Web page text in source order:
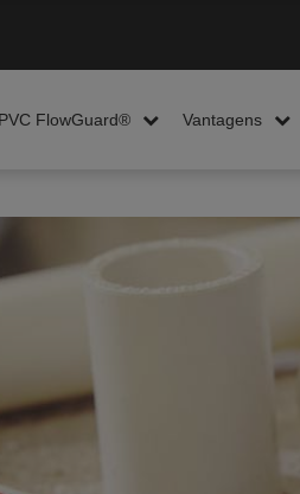
FlowGuard® Vantagens